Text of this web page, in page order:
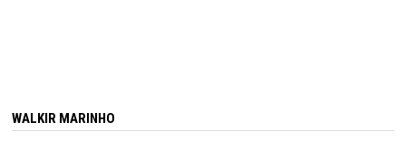
WALKIR MARINHO